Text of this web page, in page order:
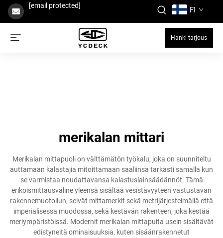
[email protected] FI
Hanki tarjous
merikalan mittari
Merikalan mittapuoli on välttämätön työkalu, joka on suunniteltu
auttamaan kalastajia mitoittamaan saaliinsa tarkasti samalla kun
se varmistaa noudattavansa kalastuslainsäädännöt. Tämä
erikoismittausväline yleensä sisältää vesistävyyteen vastustavan
rakennemuotoilun, selvät mittamerkit sekä metrijärjestelmällä että
imperialisessa muodossa, sekä kestävän rakenteen, joka kestää
meriympäristöissä. Modernit merikalan mittapuita usein sisältävät
edistyneitä ominaisuuksia, kuten sisäänrakennetut